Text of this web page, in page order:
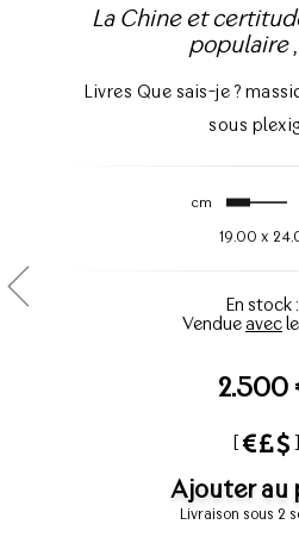
La Chine et
populaire,
Livres Que sais-je ?
sous
cm
19.00 x
En stock :
Vendueavec
2.500
[ ]
Ajouter au
Livraison sous 2